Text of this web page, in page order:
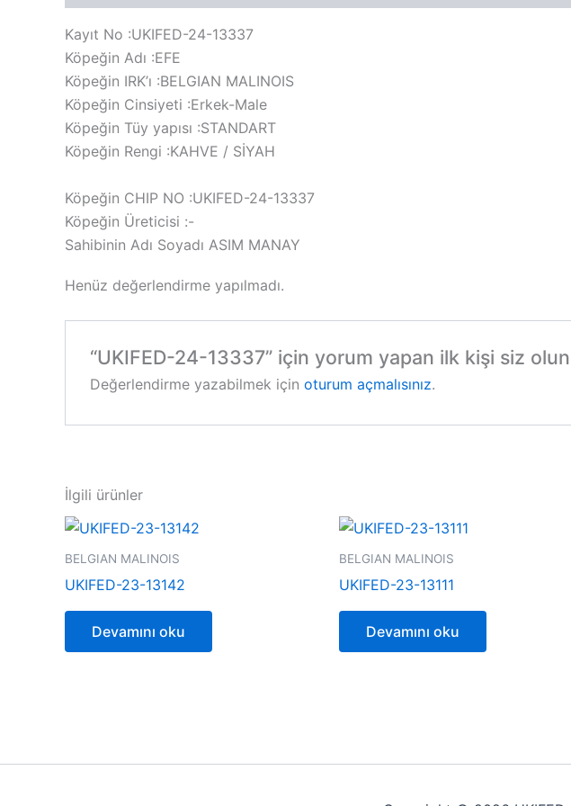
Kayıt No :UKIFED-24-13337
Köpeğin Adı :EFE
Köpeğin IRK’ı :BELGIAN MALINOIS
Köpeğin Cinsiyeti :Erkek-Male
Köpeğin Tüy yapısı :STANDART
Köpeğin Rengi :KAHVE / SİYAH
Köpeğin CHIP NO :UKIFED-24-13337
Köpeğin Üreticisi :-
Sahibinin Adı Soyadı ASIM MANAY
Henüz değerlendirme yapılmadı.
“UKIFED-24-13337” için yorum yapan ilk kişi siz olun
Değerlendirme yazabilmek için oturum açmalısınız.
İlgili ürünler
BELGIAN MALINOIS
UKIFED-23-13142
Devamını oku
BELGIAN MALINOIS
UKIFED-23-13111
Devamını oku